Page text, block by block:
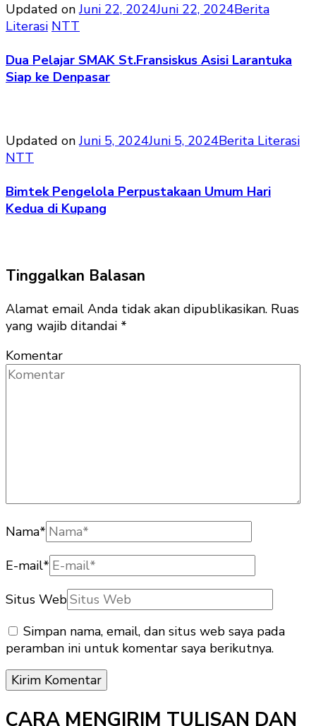
Updated onJuni 22, 2024Juni 22, 2024Berita
Literasi NTT
Dua Pelajar SMAK St.Fransiskus Asisi Larantuka
Siap ke Denpasar
Updated onJuni 5, 2024Juni 5, 2024Berita Literasi
NTT
Bimtek Pengelola Perpustakaan Umum Hari
Kedua di Kupang
Tinggalkan Balasan
Alamat email Anda tidak akan dipublikasikan. Ruas
yang wajib ditandai *
Komentar
Nama*
E-mail*
Situs Web
Simpan nama, email, dan situs web saya pada
peramban ini untuk komentar saya berikutnya.
CARA MENGIRIM TULISAN DAN